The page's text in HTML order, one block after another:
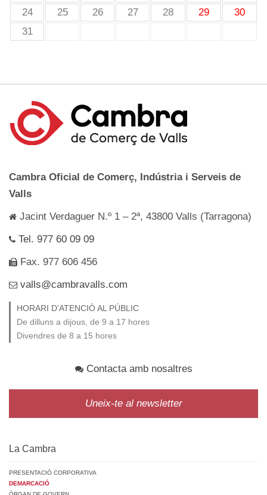
24
25 26 27 28 29
30
31
Cambra Oficial de Comerç, Indústria i Serveis de
Valls
Jacint Verdaguer N.º 1 – 2ª, 43800 Valls (Tarragona)
Tel. 977 60 09 09
Fax. 977 606 456
valls@cambravalls.com
HORARI D’ATENCIÓ AL PÚBLIC
De dilluns a dijous, de 9 a 17 hores
Divendres de 8 a 15 hores
Contacta amb nosaltres
Uneix-te al newsletter
La Cambra
PRESENTACIÓ CORPORATIVA
DEMARCACIÓ